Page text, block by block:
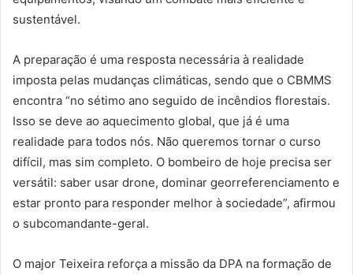
sustentável.
A preparação é uma resposta necessária à realidade
imposta pelas mudanças climáticas, sendo que o CBMMS
encontra “no sétimo ano seguido de incêndios florestais.
Isso se deve ao aquecimento global, que já é uma
realidade para todos nós. Não queremos tornar o curso
difícil, mas sim completo. O bombeiro de hoje precisa ser
versátil: saber usar drone, dominar georreferenciamento e
estar pronto para responder melhor à sociedade”, afirmou
o subcomandante-geral.
O major Teixeira reforça a missão da DPA na formação de